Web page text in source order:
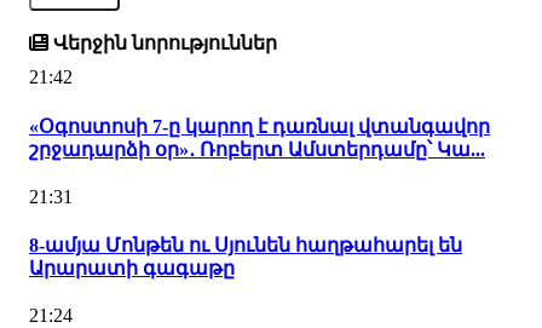
Վերջին նորություններ
21:42
«Օգոստոսի 7-ը կարող է դառնալ վտանգավոր
շրջադարձի օր»․ Ռոբերտ Ամստերդամը՝ Կա...
21:31
8-ամյա Մոնթեն ու Սյունեն հաղթահարել են
Արարատի գագաթը
21:24